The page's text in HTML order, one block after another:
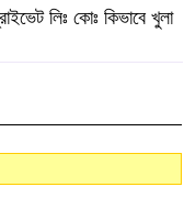
লিঃ কোঃ কিভাবে খুলা